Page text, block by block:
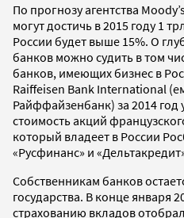
По прогнозу агентства
могут достичь в 2015 году 1
России будет выше 15%. О
банков можно судить в том
банков, имеющих бизнес в
Raiffeisen Bank International
Райффайзенбанк) за 2014 год
стоимость акций
который владеет в России
«Русфинанс» и
Собственникам банков
государства. В конце января
страхованию вкладов